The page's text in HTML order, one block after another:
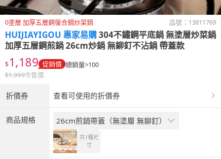
0塗層 加厚五層鋼復合鍋炒菜鍋 品號： 13811769
HUIJIAYIGOU 惠家易購304不鏽鋼平底鍋 無塗層炒菜鍋
加厚五層鋼煎鍋 26cm炒鍋 無鉚釘不沾鍋 帶蓋款
$1,189 促銷價 總銷量>100
$1,999市售價
折價券 查看可使用的折價券
商品規格 26cm煎鍋帶蓋（無塗層 無鉚釘）
共1種尺
寸